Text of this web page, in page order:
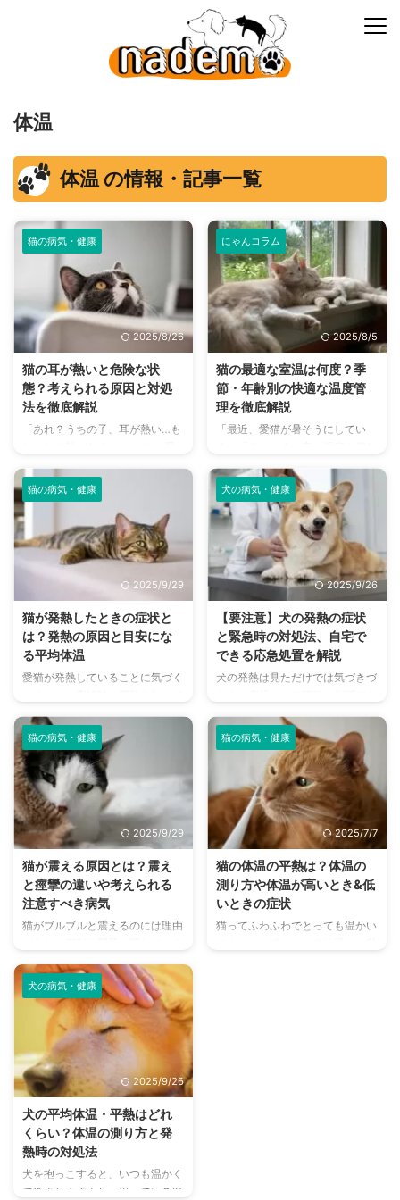
体温
体温 の情報・記事一覧
猫の病気・健康
2025/8/26
猫の耳が熱いと危険な状
態？考えられる原因と対処
法を徹底解説
「あれ？うちの子、耳が熱い…も
猫の耳を触ったときに、いつもよ
り温かいと感じて不安になった経
験はありませんか？猫の耳の温度
は、体温調節や感情、病気など、
さまざまな要因で変化します。
この記事では、猫の耳が熱くなる
主な原因から、正常な状態との見
分け方、そしていざという時に慌
てないための対処法まで、猫を飼
う皆さんが知っておくべき情報を
分かりやすく解説します。 この
記事の結論 耳が熱いのは、必ず
しも病気のサインではなく、正常
合も多い ぐったりしている、食
...
にゃんコラム
2025/8/5
猫の最適な室温は何度？季
節・年齢別の快適な温度管
理を徹底解説
「最近、愛猫が暑そうにしてい
て丸まっている」そんな様子に気
づいたことはありませんか？ 私
たち人間と同じように、猫にとっ
ても快適な室温は健康維持のため
に欠かせない要素です。特に、日
本の四季は温度変化が激しいた
め、季節に合わせた適切な室温管
理が非常に重要になります。 し
かし、「一体何度に設定すれば良
いの？」「留守番中の温度管理は
どうすればいいの？」といった疑
問を持つ飼い主さんも多いのでは
ないでしょうか。猫は私たち人間
不適切な室温は、熱中症や低体温
症と ...
猫の病気・健康
2025/9/29
猫が発熱したときの症状と
は？発熱の原因と目安にな
る平均体温
愛猫が発熱していることに気づく
おく必要があります。 普段から
愛猫の体温計測ができている、と
いう飼い主さんは多くないでしょ
うが、発熱を知るためには必要な
こと。 発熱時にはさまざまな病
気が疑われ、体温次第では急を要
する治療が必要なケースもありま
す。 発熱するとどんな症状が見
や、応急処置の方法についてまと
めました。 この記事の結論 猫の
平熱は38℃～39℃程度なので、
39.5℃を超えてくると体温が高
あり、1日の中で変動もす ...
犬の病気・健康
2025/9/26
【要注意】犬の発熱の症状
と緊急時の対処法、自宅で
できる応急処置を解説
犬の発熱は見ただけでは気づきづ
るようなものでもありません。
日頃から愛犬の体温管理ができて
いる飼い主さんは多くないと思い
ますが、平熱を知っておくことは
発熱時の判断材料にもなります。
仮に発熱したとしたらそれは何度
からが該当するのか、発熱時に見
られる症状などもまとめました。
愛犬の万が一に備えられるよう、
発熱の目安と応急処置の方法をチ
ェックしておきましょう。 この
記事の結論 犬の平熱は37.5℃～
39℃程度で、39.5℃を超えたあ
猫の病気・健康
2025/9/29
猫が震える原因とは？震え
と痙攣の違いや考えられる
注意すべき病気
猫がブルブルと震えるのには理由
場合があるため、気をつけなけれ
ばなりません。 病気が原因で震
えることもあり、適切な処置をし
なければ、命にかかわる重大なケ
ースもあります。 そもそも、震
えと痙攣とは異なり、見分け方に
ポイントがあるのをご存知でしょ
うか。病理的な痙攣でなければ、
不安要素が少なく安心できるでし
ょう。 そこで震えと痙攣の違い
や、猫が震える原因のほか、震え
が見られる病気の種類と具体的な
症状について、分かりやすく解説
します。 今すぐ動物病院へ連れ
猫の病気・健康
2025/7/7
猫の体温の平熱は？体温の
測り方や体温が高いとき&低
いときの症状
猫ってふわふわでとっても温かい
犬の病気・健康
2025/9/26
犬の平均体温・平熱はどれ
くらい？体温の測り方と発
熱時の対処法
犬を抱っこすると、いつも温かく
て癒されますよね。思っている以